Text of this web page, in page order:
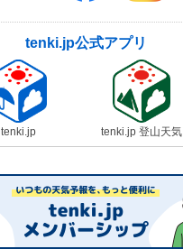
tenki.jp公式アプリ
tenki.jp tenki.jp 登山天気